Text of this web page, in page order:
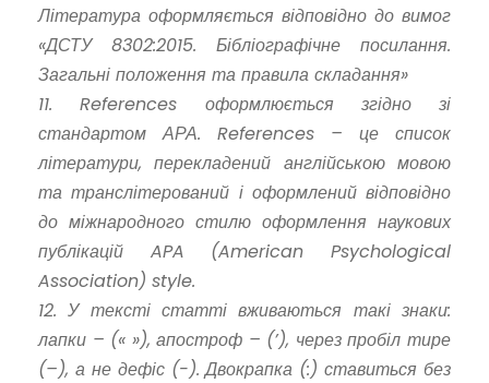
Література оформляється відповідно до вимог
«ДСТУ 8302:2015. Бібліографічне посилання.
Загальні положення та правила складання»
11. References оформлюється згідно зі
стандартом АРА. References – це список
літератури, перекладений англійською мовою
та транслітерований і оформлений відповідно
до міжнародного стилю оформлення наукових
публікацій APA (American Psychological
Association) style.
12. У тексті статті вживаються такі знаки:
лапки – (« »), апостроф – (’), через пробіл тире
(–), а не дефіс (-). Двокрапка (:) ставиться без